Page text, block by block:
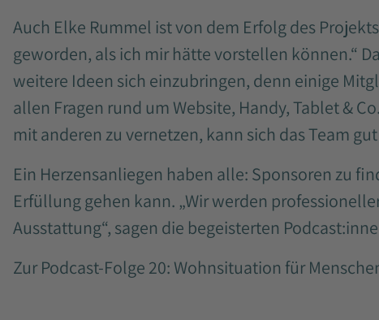
Auch Elke Rummel ist von dem Erfolg des
geworden, als ich mir hätte vorstellen können.“
weitere Ideen sich einzubringen, denn einige
allen Fragen rund um Website, Handy, Tablet &
mit anderen zu vernetzen, kann sich das Team
Ein Herzensanliegen haben alle: Sponsoren zu
Erfüllung gehen kann. „Wir werden
Ausstattung“, sagen die begeisterten
Zur Podcast-Folge 20: Wohnsituation für